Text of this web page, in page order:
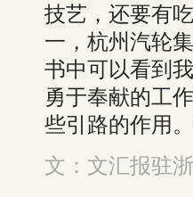
技艺，还要有
一，杭州汽轮
书中可以看到
勇于奉献的工
些引路的作用
文：文汇报驻